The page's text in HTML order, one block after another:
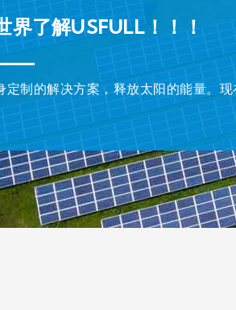
界了解USFULL！！！
定制的解决方案，释放太阳的能量。